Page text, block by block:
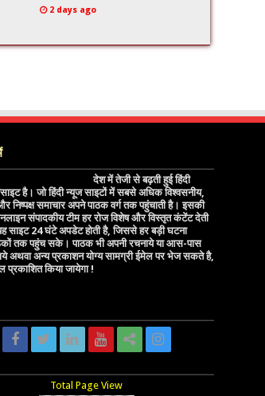
2 days ago
देश में तेजी से बढ़ती हुई हिंदी
है। जो हिंदी न्यूज साइटों में सबसे अधिक विश्वसनीय,
निष्पक्ष समाचार अपने पाठक वर्ग तक पहुंचाती है। इसकी
संपादकीय टीम हर रोज विशेष और विस्तृत कंटेंट देती
साइट 24 घंटे अपडेट होती है, जिससे हर बड़ी घटना
तक पहुंच सके। पाठक भी अपनी रचनाये या आस-पास
अथवा अन्य प्रकाशन योग्य सामग्री ईमेल पर भेज सकते है,
प्रकाशित किया जायेगा !
Total Page View